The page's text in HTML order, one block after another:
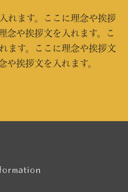
れます。ここに理念や挨拶
念や挨拶文を入れます。こ
ます。ここに理念や挨拶文
や挨拶文を入れます。